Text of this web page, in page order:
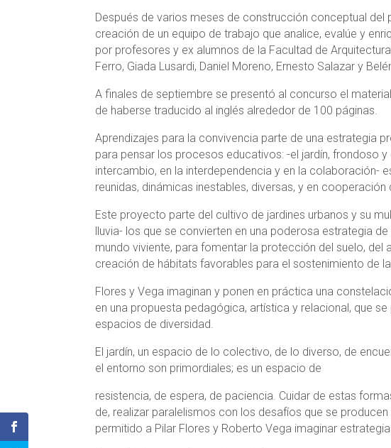
Después de varios meses de construcción conceptual
creación de un equipo de trabajo que analice, evalúe y
por profesores y ex alumnos de la Facultad de
Ferro, Giada Lusardi, Daniel Moreno, Ernesto Salazar y
A finales de septiembre se presentó al concurso el
de haberse traducido al inglés alrededor de 100 páginas.
Aprendizajes para la convivencia parte de una estrategia
para pensar los procesos educativos: -el jardín, frondoso
intercambio, en la interdependencia y en la colaboración-
reunidas, dinámicas inestables, diversas, y en cooperación
Este proyecto parte del cultivo de jardines urbanos y su
lluvia- los que se convierten en una poderosa estrategia
mundo viviente, para fomentar la protección del suelo, del
creación de hábitats favorables para el sostenimiento de
Flores y Vega imaginan y ponen en práctica una
en una propuesta pedagógica, artística y relacional, que
espacios de diversidad.
El jardín, un espacio de lo colectivo, de lo diverso, de
el entorno son primordiales; es un espacio de
resistencia, de espera, de paciencia. Cuidar de estas
de, realizar paralelismos con los desafíos que se
permitido a Pilar Flores y Roberto Vega imaginar